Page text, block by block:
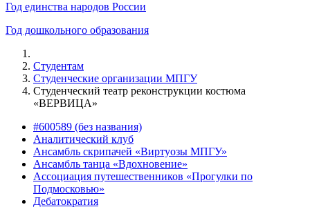
Год единства народов России
Год дошкольного образования
Студентам
Студенческие организации МПГУ
Студенческий театр реконструкции костюма
«ВЕРВИЦА»
#600589 (без названия)
Аналитический клуб
Ансамбль скрипачей «Виртуозы МПГУ»
Ансамбль танца «Вдохновение»
Ассоциация путешественников «Прогулки по
Подмосковью»
Дебатократия